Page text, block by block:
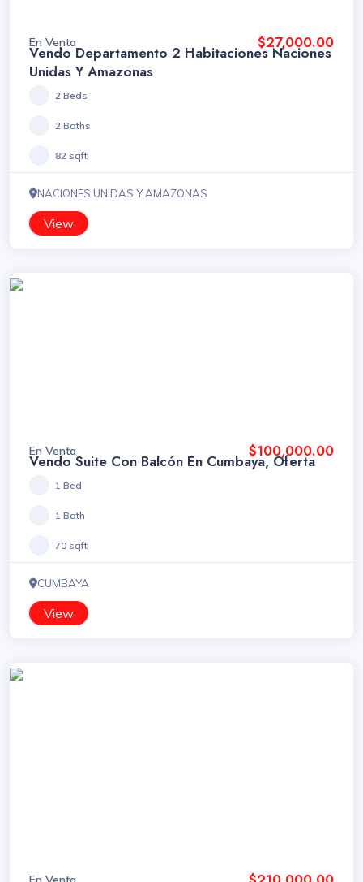
En Venta $27,000.00
Vendo Departamento 2 Habitaciones Naciones
Unidas Y Amazonas
2 Beds
2 Baths
82 sqft
NACIONES UNIDAS Y AMAZONAS
View
En Venta $100,000.00
Vendo Suite Con Balcón En Cumbaya, Oferta
1 Bed
1 Bath
70 sqft
CUMBAYA
View